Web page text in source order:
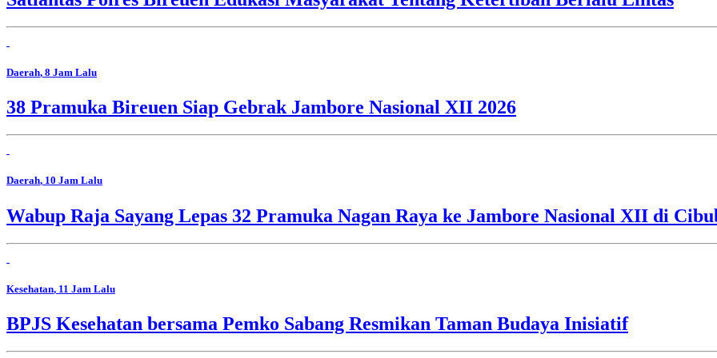
Daerah, 8 Jam Lalu
38 Pramuka Bireuen Siap Gebrak Jambore Nasional XII 2026
Daerah, 10 Jam Lalu
Wabup Raja Sayang Lepas 32 Pramuka Nagan Raya ke Jambore Nasional XII di
Kesehatan, 11 Jam Lalu
BPJS Kesehatan bersama Pemko Sabang Resmikan Taman Budaya Inisiatif